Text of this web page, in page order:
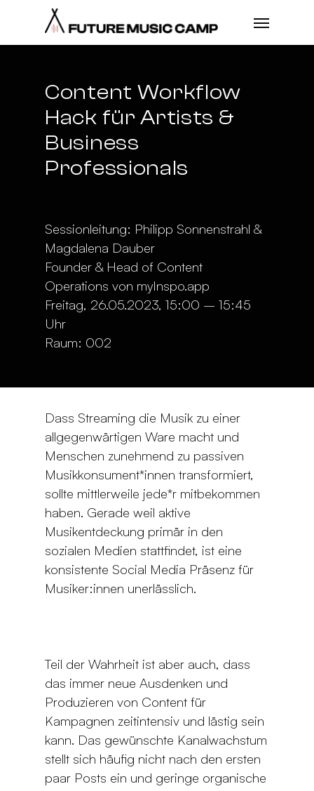
Content Workflow
Hack für Artists &
Business
Professionals
Sessionleitung: Philipp Sonnenstrahl &
Magdalena Dauber
Founder & Head of Content
Operations von myInspo.app
Freitag, 26.05.2023, 15:00 – 15:45
Uhr
Raum: 002
Dass Streaming die Musik zu einer
allgegenwärtigen Ware macht und
Menschen zunehmend zu passiven
Musikkonsument*innen transformiert,
sollte mittlerweile jede*r mitbekommen
haben. Gerade weil aktive
Musikentdeckung primär in den
sozialen Medien stattfindet, ist eine
konsistente Social Media Präsenz für
Musiker:innen unerlässlich.
Teil der Wahrheit ist aber auch, dass
das immer neue Ausdenken und
Produzieren von Content für
Kampagnen zeitintensiv und lästig sein
kann. Das gewünschte Kanalwachstum
stellt sich häufig nicht nach den ersten
paar Posts ein und geringe organische